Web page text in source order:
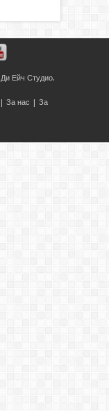
Ди Ейч Студио.
| За нас | За